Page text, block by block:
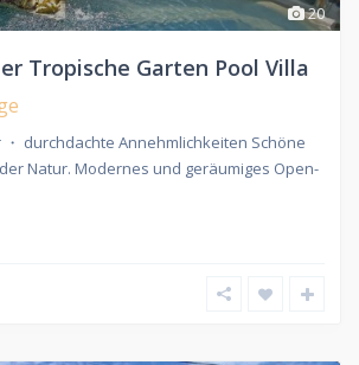
20
Tropische Garten Pool Villa
durchdachte Annehmlichkeiten Schöne
Natur. Modernes und geräumiges Open-